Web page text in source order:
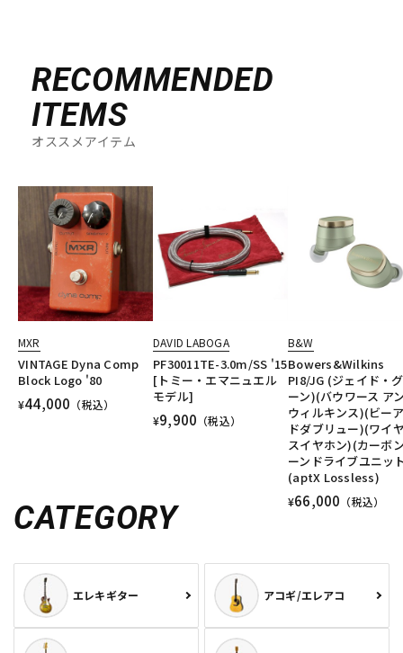
RECOMMENDED
ITEMS
オススメアイテム
MXR
VINTAGE Dyna Comp
Block Logo '80
¥44,000 （税込）
DAVID LABOGA
PF30011TE-3.0m/SS '15
[トミー・エマニュエル
モデル]
¥9,900 （税込）
B&W
Bowers&Wilkins
PI8/JG (ジェイド・
ーン)(バウワース ア
ウィルキンス)(ビー
ドダブリュー)(ワイ
スイヤホン)(カーボ
ーンドライブユニッ
(aptX Lossless)
¥66,000 （税込）
CATEGORY
エレキギター アコギ/エレアコ